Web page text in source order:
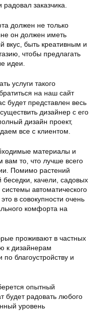
заказчика.
должен не только
он должен иметь
вкус, быть креативным и
чтобы предлагать
идеи.
услуги такого
на наш сайт
будет представлен весь
дизайнер с его
дизайн проект,
все с клиентом.
материалы и
вам то, что лучше всего
Помимо растений
беседки, качели, садовых
автоматического
в совокупности очень
комфорта на
проживают в частных
к дизайнерам
благоустройству и
опытный
будет радовать любого
уровень